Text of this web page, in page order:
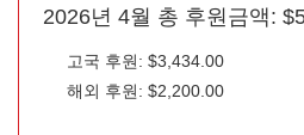
2026년 4월 총 후원금액:
고국 후원: $3,434.00
해외 후원: $2,200.00